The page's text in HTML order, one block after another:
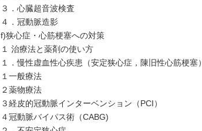
３．心臓超音波検査
４．冠動脈造影
f)狭心症・心筋梗塞への対策
１ 治療法と薬剤の使い方
１．慢性虚血性心疾患（安定狭心症，陳旧性心筋梗塞）
１一般療法
２薬物療法
３経皮的冠動脈インターベンション（PCI）
４冠動脈バイパス術（CABG)